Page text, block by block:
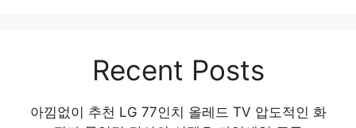
Recent Posts
아낌없이 추천 LG 77인치 올레드 TV 압도적인 화